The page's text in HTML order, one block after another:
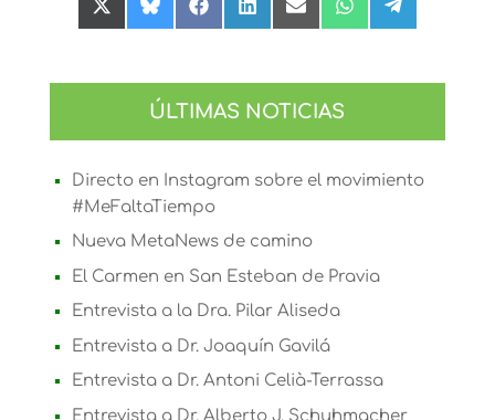
Compartir
en
Compartir
en
Compartir
en
Compartir
en
Compartir
en
Compartir
en
Compartir
en
ÚLTIMAS NOTICIAS
Directo en Instagram sobre el movimiento
#MeFaltaTiempo
Nueva MetaNews de camino
El Carmen en San Esteban de Pravia
Entrevista a la Dra. Pilar Aliseda
Entrevista a Dr. Joaquín Gavilá
Entrevista a Dr. Antoni Celià-Terrassa
Entrevista a Dr. Alberto J. Schuhmacher